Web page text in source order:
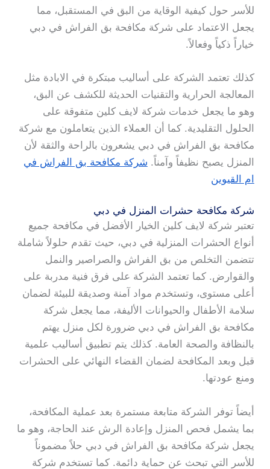
للأسر حول كيفية الوقاية من البق في المستقبل، مما
يجعل الاعتماد على شركة مكافحة بق الفراش في دبي
خياراً ذكياً وفعالاً.
كذلك تعتمد الشركة على أساليب مبتكرة في الابادة مثل
المعالجة الحرارية والتقنيات الحديثة للكشف عن البق،
وهو ما يجعل خدمات شركة لايف كلين متفوقة على
الحلول التقليدية. كما أن العملاء الذين يتعاملون مع شركة
مكافحة بق الفراش في دبي يشعرون بالراحة والثقة لأن
المنزل يصبح نظيفاً وآمناً. شركة مكافحة بق الفراش في
ام القيوين
شركة مكافحة حشرات المنزل في دبي
تعتبر شركة لايف كلين الخيار الأفضل في مكافحة جميع
أنواع الحشرات المنزلية في دبي، حيث تقدم حلولاً شاملة
تتضمن التخلص من بق الفراش والصراصير والنمل
والقوارض. كما تعتمد الشركة على فرق فنية مدربة على
أعلى مستوى، وتستخدم مواد آمنة وصديقة للبيئة لضمان
سلامة الأطفال والحيوانات الأليفة، مما يجعل شركة
مكافحة بق الفراش في دبي ضرورة لكل منزل يهتم
بالنظافة والصحة العامة. كذلك يتم تطبيق أساليب علمية
قبل وبعد المكافحة لضمان القضاء النهائي على الحشرات
ومنع عودتها.
أيضاً توفر الشركة متابعة مستمرة بعد عملية المكافحة،
بما يشمل فحص المنزل وإعادة الرش عند الحاجة، وهو ما
يجعل شركة مكافحة بق الفراش في دبي حلاً مضموناً
للأسر التي تبحث عن حماية دائمة. كما تستخدم شركة